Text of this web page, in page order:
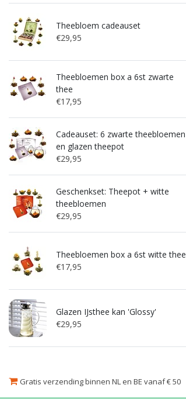
Theebloem cadeauset
€29,95
Theebloemen box a 6st zwarte
thee
€17,95
Cadeauset: 6 zwarte theebloemen
en glazen theepot
€29,95
Geschenkset: Theepot + witte
theebloemen
€29,95
Theebloemen box a 6st witte thee
€17,95
Glazen IJsthee kan 'Glossy'
€29,95
Gratis verzending binnen NL en BE vanaf € 50